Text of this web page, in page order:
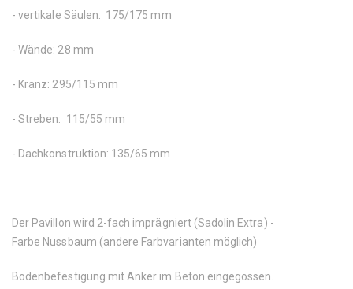
- vertikale Säulen: 175/175 mm
- Wände: 28 mm
- Kranz: 295/115 mm
- Streben: 115/55 mm
- Dachkonstruktion: 135/65 mm
Der Pavillon wird 2-fach imprägniert (Sadolin Extra) -
Farbe Nussbaum (andere Farbvarianten möglich)
Bodenbefestigung mit Anker im Beton eingegossen.